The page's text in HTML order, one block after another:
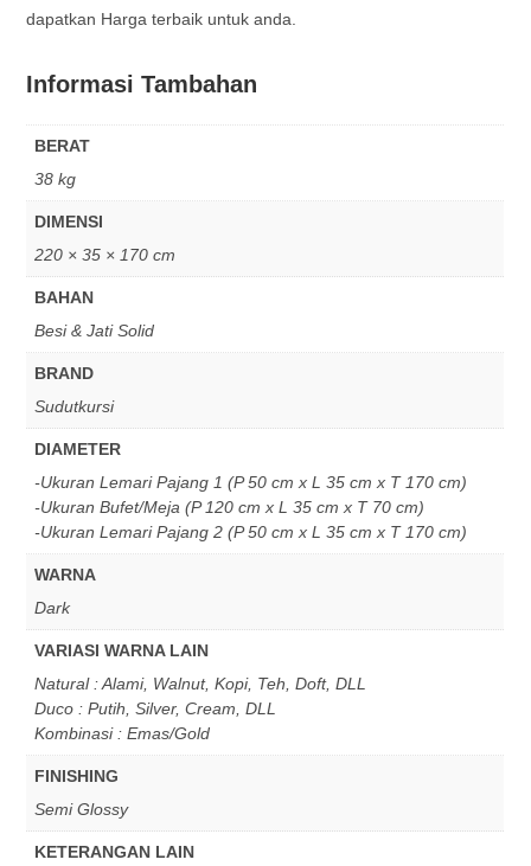
dapatkan Harga terbaik untuk anda.
Informasi Tambahan
BERAT
38 kg
DIMENSI
220 × 35 × 170 cm
BAHAN
Besi & Jati Solid
BRAND
Sudutkursi
DIAMETER
-Ukuran Lemari Pajang 1 (P 50 cm x L 35 cm x T 170 cm)
-Ukuran Bufet/Meja (P 120 cm x L 35 cm x T 70 cm)
-Ukuran Lemari Pajang 2 (P 50 cm x L 35 cm x T 170 cm)
WARNA
Dark
VARIASI WARNA LAIN
Natural : Alami, Walnut, Kopi, Teh, Doft, DLL
Duco : Putih, Silver, Cream, DLL
Kombinasi : Emas/Gold
FINISHING
Semi Glossy
KETERANGAN LAIN